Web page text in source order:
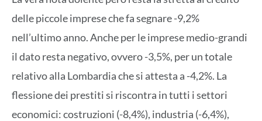
delle piccole imprese che fa segnare -9,2%
nell’ultimo anno. Anche per le imprese medio-grandi
il dato resta negativo, ovvero -3,5%, per un totale
relativo alla Lombardia che si attesta a -4,2%. La
flessione dei prestiti si riscontra in tutti i settori
economici: costruzioni (-8,4%), industria (-6,4%),